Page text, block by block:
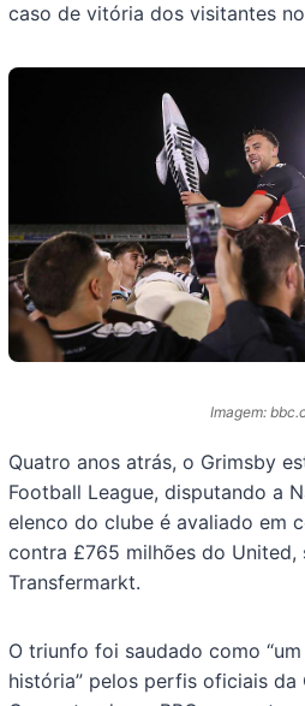
caso de vitória dos visitantes
Imagem:
Quatro anos atrás, o Grimsby
Football League, disputando a
elenco do clube é avaliado em
contra £765 milhões do United,
Transfermarkt.
O triunfo foi saudado como
história” pelos perfis oficiais da